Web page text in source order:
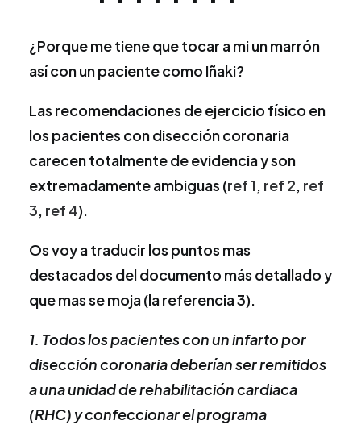
¿Porque me tiene que tocar a mi un marrón
así con un paciente como Iñaki?
Las recomendaciones de ejercicio físico en
los pacientes con disección coronaria
carecen totalmente de evidencia y son
extremadamente ambiguas (ref 1, ref 2, ref
3, ref 4).
Os voy a traducir los puntos mas
destacados del documento más detallado y
que mas se moja (la referencia 3).
1. Todos los pacientes con un infarto por
disección coronaria deberían ser remitidos
a una unidad de rehabilitación cardiaca
(RHC) y confeccionar el programa